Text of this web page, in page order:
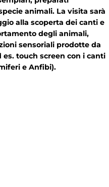
animali. La visita sarà
alla scoperta dei canti e
degli animali,
sensoriali prodotte da
touch screen con i canti
e Anfibi).